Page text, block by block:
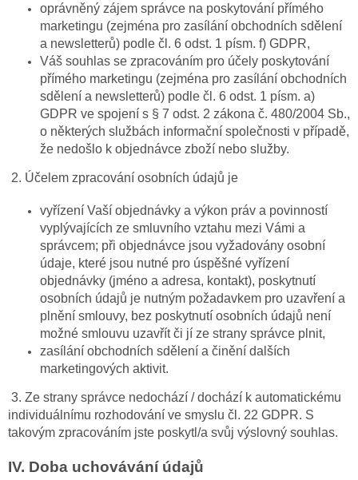
oprávněný zájem správce na poskytování přímého
marketingu (zejména pro zasílání obchodních sdělení
a newsletterů) podle čl. 6 odst. 1 písm. f) GDPR,
Váš souhlas se zpracováním pro účely poskytování
přímého marketingu (zejména pro zasílání obchodních
sdělení a newsletterů) podle čl. 6 odst. 1 písm. a)
GDPR ve spojení s § 7 odst. 2 zákona č. 480/2004 Sb.,
o některých službách informační společnosti v případě,
že nedošlo k objednávce zboží nebo služby.
2. Účelem zpracování osobních údajů je
vyřízení Vaší objednávky a výkon práv a povinností
vyplývajících ze smluvního vztahu mezi Vámi a
správcem; při objednávce jsou vyžadovány osobní
údaje, které jsou nutné pro úspěšné vyřízení
objednávky (jméno a adresa, kontakt), poskytnutí
osobních údajů je nutným požadavkem pro uzavření a
plnění smlouvy, bez poskytnutí osobních údajů není
možné smlouvu uzavřít či jí ze strany správce plnit,
zasílání obchodních sdělení a činění dalších
marketingových aktivit.
3. Ze strany správce nedochází / dochází k automatickému
individuálnímu rozhodování ve smyslu čl. 22 GDPR. S
takovým zpracováním jste poskytl/a svůj výslovný souhlas.
IV. Doba uchovávání údajů